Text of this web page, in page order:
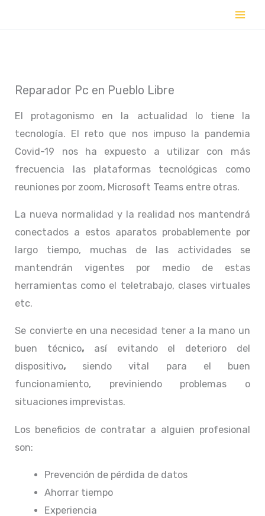
Reparador Pc en Pueblo Libre
El protagonismo en la actualidad lo tiene la
tecnología. El reto que nos impuso la pandemia
Covid-19 nos ha expuesto a utilizar con más
frecuencia las plataformas tecnológicas como
reuniones por zoom, Microsoft Teams entre otras.
La nueva normalidad y la realidad nos mantendrá
conectados a estos aparatos probablemente por
largo tiempo, muchas de las actividades se
mantendrán vigentes por medio de estas
herramientas como el teletrabajo, clases virtuales
etc.
Se convierte en una necesidad tener a la mano un
buen técnico, así evitando el deterioro del
dispositivo, siendo vital para el buen
funcionamiento, previniendo problemas o
situaciones imprevistas.
Los beneficios de contratar a alguien profesional
son:
Prevención de pérdida de datos
Ahorrar tiempo
Experiencia